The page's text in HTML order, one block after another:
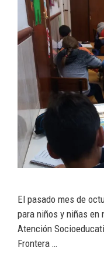
El pasado mes de
para niños y niñas en
Atención
Frontera …